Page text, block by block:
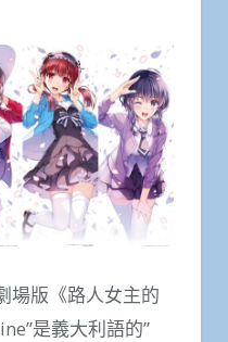
場版《路人女主的
是義大利語的”